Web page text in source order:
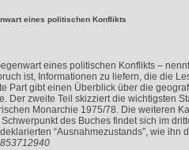
eines politischen Konflikts
eines politischen Konflikts –
ist, Informationen zu liefern, die die
Part gibt einen Überblick über die
Der zweite Teil skizziert die wichtigsten
Monarchie 1975/78. Die weiteren
des Buches findet sich im
“Ausnahmezustands”, wie ihn